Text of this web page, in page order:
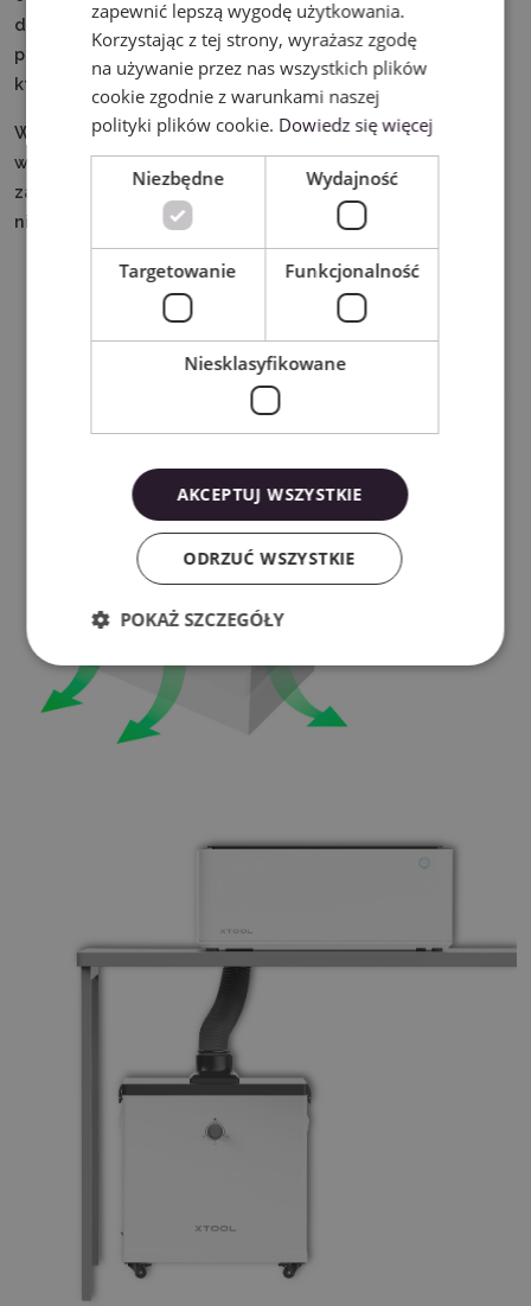
domowym. Dzięki korzystaniu z filtra nie zachodzi
potrzeba odprowadzania spalin na zewnątrz budynku, w
którym korzystasz z plotera.
Wymienny wkład składający się z trzech warstw – filtra
wstępnego, pośredniego oraz głównego – wychwyci
zarówno większe cząsteczki jak i szkodliwe gazy i
nieprzyjemne zapachy.
zapewnić lepszą wygodę użytkowania.
Korzystając z tej strony, wyrażasz zgodę
na używanie przez nas wszystkich plików
cookie zgodnie z warunkami naszej
polityki plików cookie. Dowiedz się więcej
Niezbędne Wydajność
Targetowanie Funkcjonalność
Niesklasyfikowane
AKCEPTUJ WSZYSTKIE
ODRZUĆ WSZYSTKIE
POKAŻ SZCZEGÓŁY